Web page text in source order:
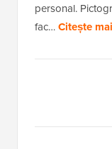
personal.
fac…Citește